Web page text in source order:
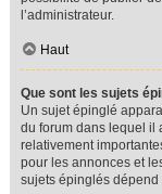
l’administrateur.
Haut
Que sont les sujets
Un sujet épinglé
du forum dans lequel il
relativement
pour les annonces et
sujets épinglés dépend